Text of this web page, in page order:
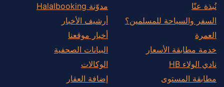
نُبذة عنّا
السفر والسياحة للمسلمين؟
العمرة
خدمة مطابقة الأسعار
نادي الولاء HB
مطابقة المستوى
مدوّنة Halalbooking
أرشيف الأخبار
أخبار موقعنا
البيانات الصحفية
الوكالات
إضافة العقار